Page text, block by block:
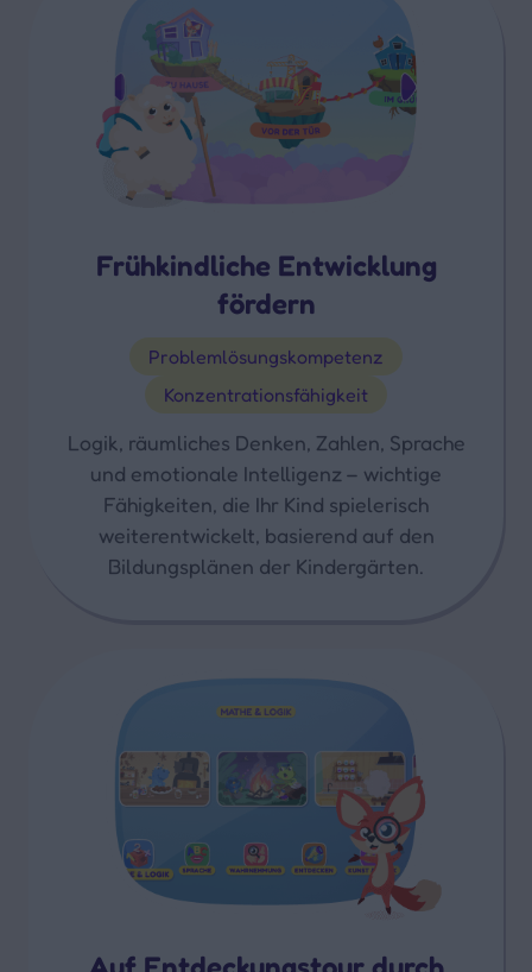
Frühkindliche Entwicklung
fördern
Problemlösungskompetenz
Konzentrationsfähigkeit
Logik, räumliches Denken, Zahlen, Sprache
und emotionale Intelligenz – wichtige
Fähigkeiten, die Ihr Kind spielerisch
weiterentwickelt, basierend auf den
Bildungsplänen der Kindergärten.